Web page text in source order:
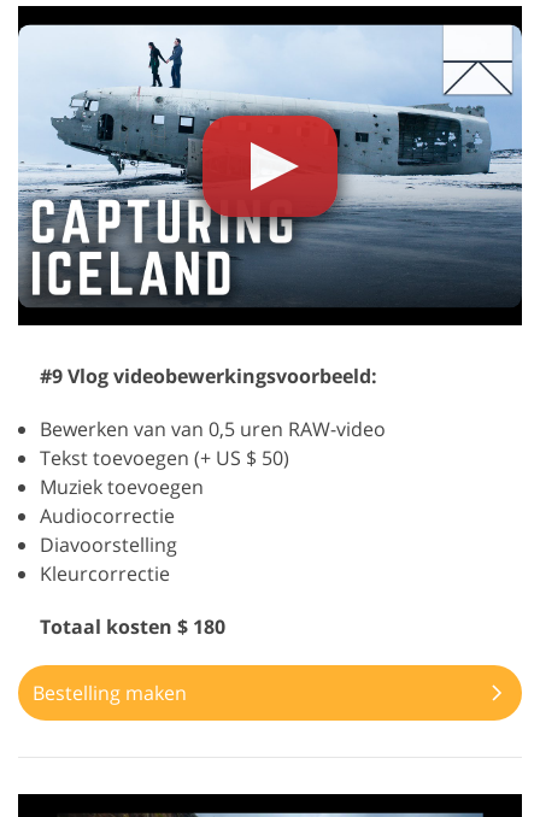
#9 Vlog videobewerkingsvoorbeeld:
Bewerken van van 0,5 uren RAW-video
Tekst toevoegen (+ US $ 50)
Muziek toevoegen
Audiocorrectie
Diavoorstelling
Kleurcorrectie
Totaal kosten $ 180
Bestelling maken